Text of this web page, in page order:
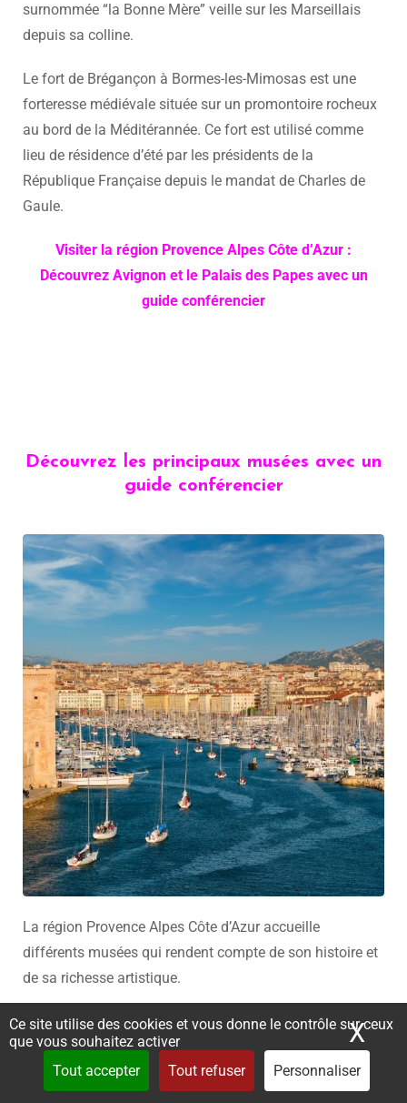
Ce site utilise des cookies et vous donne le contrôle sur ceux
que vous souhaitez activer
Tout accepter
Tout refuser Personnaliser
X
surnommée “la Bonne Mère” veille sur les Marseillais
depuis sa colline.
Le fort de Brégançon à Bormes-les-Mimosas est une
forteresse médiévale située sur un promontoire rocheux
au bord de la Méditérannée. Ce fort est utilisé comme
lieu de résidence d’été par les présidents de la
République Française depuis le mandat de Charles de
Gaule.
Visiter la région Provence Alpes Côte d’Azur :
Découvrez Avignon et le Palais des Papes avec un
guide conférencier
Découvrez les principaux musées avec un
guide conférencier
La région Provence Alpes Côte d’Azur accueille
différents musées qui rendent compte de son histoire et
de sa richesse artistique.
Le MuCEM à Marseille est installé dans deux bâtiments
distincts : une partie des expositions prend place dans
un bâtiment moderne construit par le célèbre architecte